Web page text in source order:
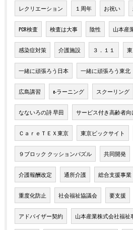
レクリエーション １周年 お祝い
PCR検査 検査は大事 陰性 山本産
感染症対策 介護施設 ３．１１
一緒に頑張ろう日本 一緒に頑張ろう東北
広島講習 e-ラーニング スクーリング
なないろの詩 早田 サービス付き高齢者向
ＣａｒｅＴＥＸ東京 東京ビックサイト
９ブロック クッションパズル 共同開発
介護報酬改定 通所介護 総合支援事業
重度化防止 社会福祉協議会 要支援
アドバイザー契約 山本産業株式会社福祉